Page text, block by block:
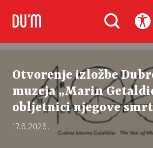
Otvorenje izložbe
muzeja „Marin
obljetnici njegove
17.6.2026.